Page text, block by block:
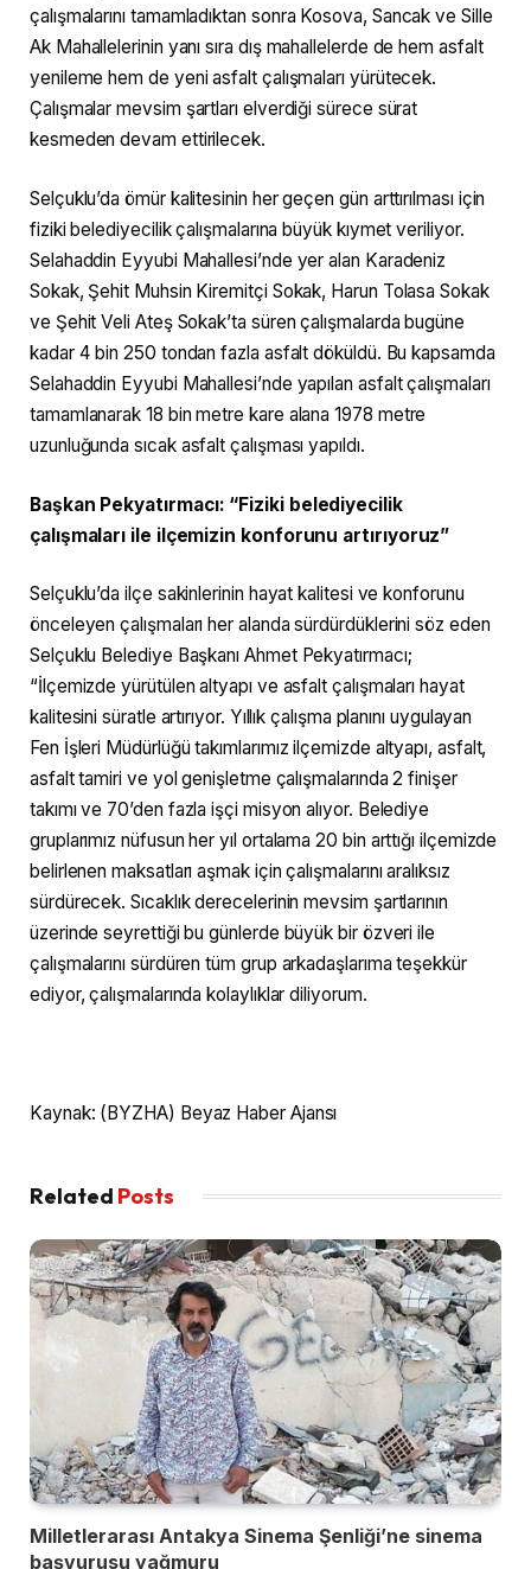
çalışmalarını tamamladıktan sonra Kosova, Sancak ve Sille
Ak Mahallelerinin yanı sıra dış mahallelerde de hem asfalt
yenileme hem de yeni asfalt çalışmaları yürütecek.
Çalışmalar mevsim şartları elverdiği sürece sürat
kesmeden devam ettirilecek.
Selçuklu’da ömür kalitesinin her geçen gün arttırılması için
fiziki belediyecilik çalışmalarına büyük kıymet veriliyor.
Selahaddin Eyyubi Mahallesi’nde yer alan Karadeniz
Sokak, Şehit Muhsin Kiremitçi Sokak, Harun Tolasa Sokak
ve Şehit Veli Ateş Sokak’ta süren çalışmalarda bugüne
kadar 4 bin 250 tondan fazla asfalt döküldü. Bu kapsamda
Selahaddin Eyyubi Mahallesi’nde yapılan asfalt çalışmaları
tamamlanarak 18 bin metre kare alana 1978 metre
uzunluğunda sıcak asfalt çalışması yapıldı.
Başkan Pekyatırmacı: “Fiziki belediyecilik
çalışmaları ile ilçemizin konforunu artırıyoruz”
Selçuklu’da ilçe sakinlerinin hayat kalitesi ve konforunu
önceleyen çalışmaları her alanda sürdürdüklerini söz eden
Selçuklu Belediye Başkanı Ahmet Pekyatırmacı;
“İlçemizde yürütülen altyapı ve asfalt çalışmaları hayat
kalitesini süratle artırıyor. Yıllık çalışma planını uygulayan
Fen İşleri Müdürlüğü takımlarımız ilçemizde altyapı, asfalt,
asfalt tamiri ve yol genişletme çalışmalarında 2 finişer
takımı ve 70’den fazla işçi misyon alıyor. Belediye
gruplarımız nüfusun her yıl ortalama 20 bin arttığı ilçemizde
belirlenen maksatları aşmak için çalışmalarını aralıksız
sürdürecek. Sıcaklık derecelerinin mevsim şartlarının
üzerinde seyrettiği bu günlerde büyük bir özveri ile
çalışmalarını sürdüren tüm grup arkadaşlarıma teşekkür
ediyor, çalışmalarında kolaylıklar diliyorum.
Kaynak: (BYZHA) Beyaz Haber Ajansı
Related Posts
Milletlerarası Antakya Sinema Şenliği’ne sinema
başvurusu yağmuru